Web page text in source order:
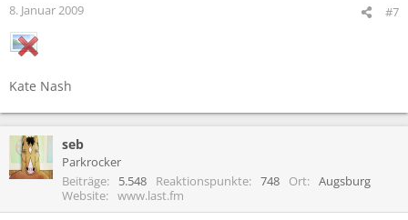
8. Januar 2009 #7
Kate Nash
seb
Parkrocker
Beiträge
5.548 Reaktionspunkte 748 Ort
Augsburg
Website
www.last.fm